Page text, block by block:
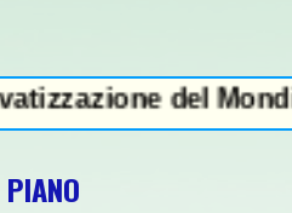
del Mondiale"-